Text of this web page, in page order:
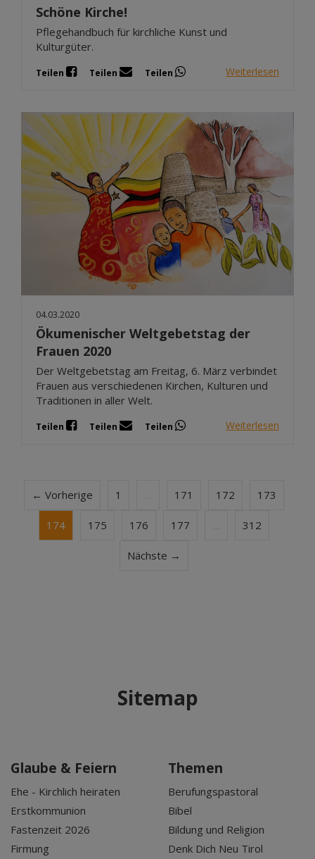
Schöne Kirche!
Pflegehandbuch für kirchliche Kunst und
Kulturgüter.
Teilen Teilen Teilen Weiterlesen
04.03.2020
Ökumenischer Weltgebetstag der
Frauen 2020
Der Weltgebetstag am Freitag, 6. März verbindet
Frauen aus verschiedenen Kirchen, Kulturen und
Traditionen in aller Welt.
Teilen Teilen Teilen Weiterlesen
← Vorherige 1 171 172 173
174 175 176 177 312
Nächste →
Sitemap
Glaube & Feiern
Ehe - Kirchlich heiraten
Erstkommunion
Fastenzeit 2026
Firmung
Themen
Berufungspastoral
Bibel
Bildung und Religion
Denk Dich Neu Tirol